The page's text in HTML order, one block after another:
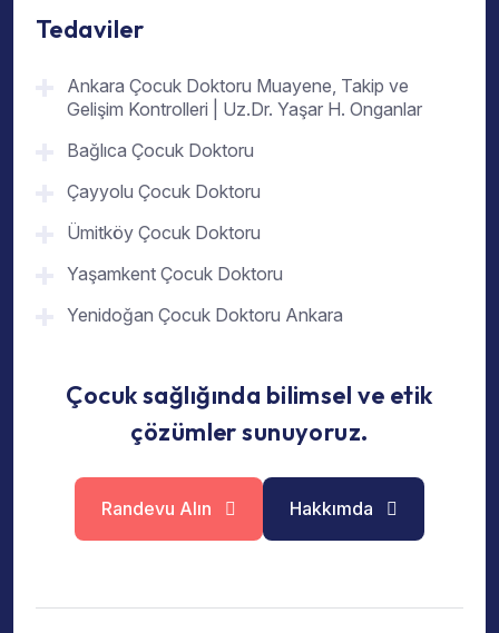
Tedaviler
Ankara Çocuk Doktoru Muayene, Takip ve
Gelişim Kontrolleri | Uz.Dr. Yaşar H. Onganlar
Bağlıca Çocuk Doktoru
Çayyolu Çocuk Doktoru
Ümitköy Çocuk Doktoru
Yaşamkent Çocuk Doktoru
Yenidoğan Çocuk Doktoru Ankara
Çocuk sağlığında bilimsel ve etik
çözümler sunuyoruz.
Randevu Alın Hakkımda